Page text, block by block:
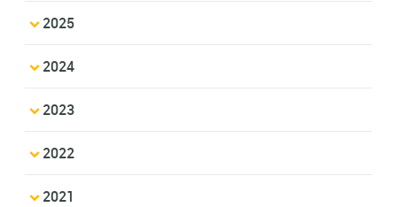
2025
2024
2023
2022
2021